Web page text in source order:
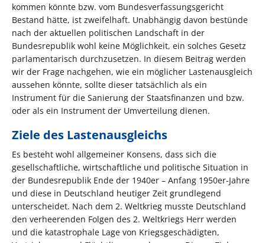
kommen könnte bzw. vom Bundesverfassungsgericht
Bestand hätte, ist zweifelhaft. Unabhängig davon bestünde
nach der aktuellen politischen Landschaft in der
Bundesrepublik wohl keine Möglichkeit, ein solches Gesetz
parlamentarisch durchzusetzen. In diesem Beitrag werden
wir der Frage nachgehen, wie ein möglicher Lastenausgleich
aussehen könnte, sollte dieser tatsächlich als ein
Instrument für die Sanierung der Staatsfinanzen und bzw.
oder als ein Instrument der Umverteilung dienen.
Ziele des Lastenausgleichs
Es besteht wohl allgemeiner Konsens, dass sich die
gesellschaftliche, wirtschaftliche und politische Situation in
der Bundesrepublik Ende der 1940er – Anfang 1950er-Jahre
und diese in Deutschland heutiger Zeit grundlegend
unterscheidet. Nach dem 2. Weltkrieg musste Deutschland
den verheerenden Folgen des 2. Weltkriegs Herr werden
und die katastrophale Lage von Kriegsgeschädigten,